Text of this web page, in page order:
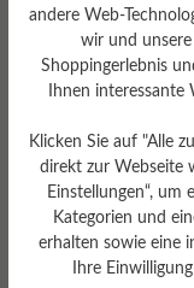
andere Web-
wir und
Shoppingerlebnis
Ihnen
Klicken Sie auf "Alle
direkt zur Webseite
Einstellungen“, um
Kategorien und
erhalten sowie eine
Ihre